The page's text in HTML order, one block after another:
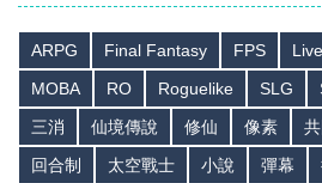
ARPG Final Fantasy FPS
MOBA
RO Roguelike SLG
三消
仙境傳說 修仙 像素
回合制
太空戰士 小說 彈幕